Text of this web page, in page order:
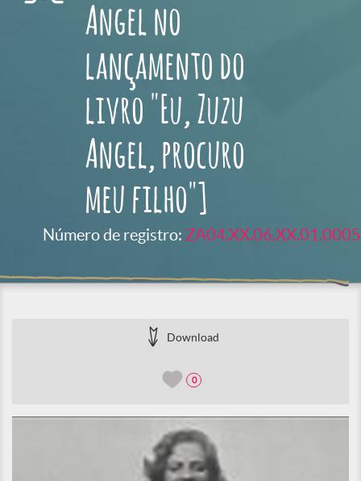
Angel no
lançamento do
livro "Eu, Zuzu
Angel, procuro
meu filho"]
Número de registro: ZA04.XX.06.XX.01.0005
Download
0